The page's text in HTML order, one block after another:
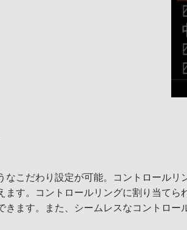
こだわり設定が可能。コントロール
す。コントロールリングに割り当て
ます。また、シームレスなコントロ